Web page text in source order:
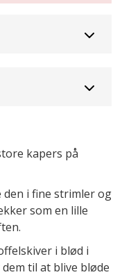
kapers på
i fine strimler og
som en lille
i blød i
til at blive bløde